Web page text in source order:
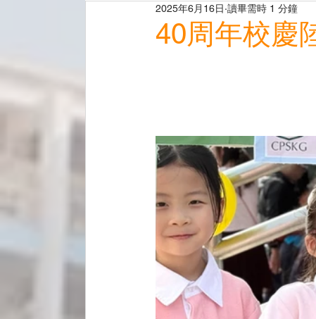
40周年校慶
2025年6月16日 讀畢需時 1 分鐘